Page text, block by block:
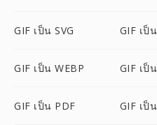
GIF เป็น SVG GIF เป็
GIF เป็น WEBP GIF เป็
GIF เป็น PDF GIF เป็